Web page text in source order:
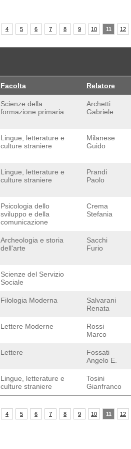
4 5 6 7 8 9 10 11 12
Facolta Relatore
Scienze della
formazione primaria
Archetti
Gabriele
Lingue, letterature e
culture straniere
Milanese
Guido
Lingue, letterature e
culture straniere
Prandi
Paolo
Psicologia dello
sviluppo e della
comunicazione
Crema
Stefania
Archeologia e storia
dell'arte
Sacchi
Furio
Scienze del Servizio
Sociale
Filologia Moderna
Salvarani
Renata
Lettere Moderne
Rossi
Marco
Lettere
Fossati
Angelo E.
Lingue, letterature e
culture straniere
Tosini
Gianfranco
4 5 6 7 8 9 10 11 12